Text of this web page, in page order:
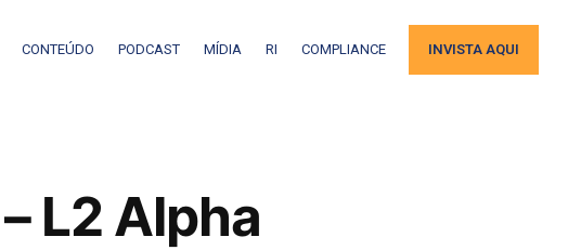
CONTEÚDO PODCAST MÍDIA RI COMPLIANCE INVISTA AQUI
L2 Alpha